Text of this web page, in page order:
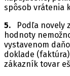
spôsob vrátenia
5.
Podľa novely
hodnoty
vystavenom
doklade
zákazník tovar